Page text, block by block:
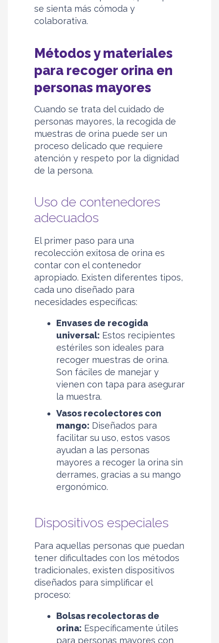
se sienta más cómoda y
colaborativa.
Métodos y materiales
para recoger orina en
personas mayores
Cuando se trata del cuidado de
personas mayores, la recogida de
muestras de orina puede ser un
proceso delicado que requiere
atención y respeto por la dignidad
de la persona.
Uso de contenedores
adecuados
El primer paso para una
recolección exitosa de orina es
contar con el contenedor
apropiado. Existen diferentes tipos,
cada uno diseñado para
necesidades específicas:
Envases de recogida
universal: Estos recipientes
estériles son ideales para
recoger muestras de orina.
Son fáciles de manejar y
vienen con tapa para asegurar
la muestra.
Vasos recolectores con
mango: Diseñados para
facilitar su uso, estos vasos
ayudan a las personas
mayores a recoger la orina sin
derrames, gracias a su mango
ergonómico.
Dispositivos especiales
Para aquellas personas que puedan
tener dificultades con los métodos
tradicionales, existen dispositivos
diseñados para simplificar el
proceso:
Bolsas recolectoras de
orina: Específicamente útiles
para personas mayores con